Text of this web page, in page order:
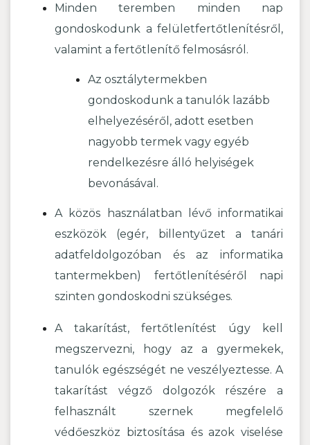
Minden teremben minden nap
gondoskodunk a felületfertőtlenítésről,
valamint a fertőtlenítő felmosásról.
Az osztálytermekben
gondoskodunk a tanulók lazább
elhelyezéséről, adott esetben
nagyobb termek vagy egyéb
rendelkezésre álló helyiségek
bevonásával.
A közös használatban lévő informatikai
eszközök (egér, billentyűzet a tanári
adatfeldolgozóban és az informatika
tantermekben) fertőtlenítéséről napi
szinten gondoskodni szükséges.
A takarítást, fertőtlenítést úgy kell
megszervezni, hogy az a gyermekek,
tanulók egészségét ne veszélyeztesse. A
takarítást végző dolgozók részére a
felhasznált szernek megfelelő
védőeszköz biztosítása és azok viselése